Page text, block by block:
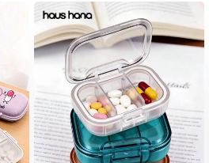
4.2K Seguidores
4.2K Seguidores
4.2K Seguidores